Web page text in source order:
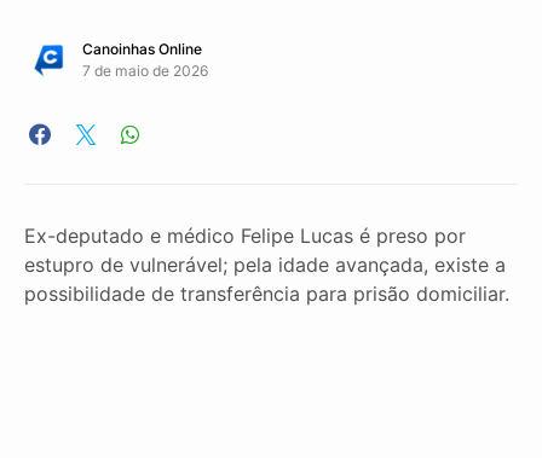
Canoinhas Online
7 de maio de 2026
Ex-deputado e médico Felipe Lucas é preso por
estupro de vulnerável; pela idade avançada, existe a
possibilidade de transferência para prisão domiciliar.